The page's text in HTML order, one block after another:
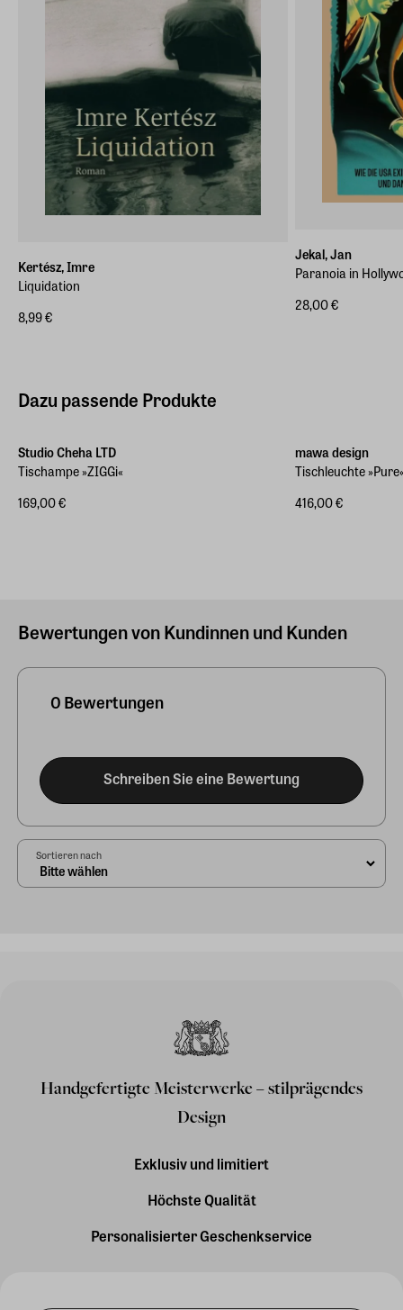
Kertész, Imre
Liquidation
8,99 €
Jekal, Jan
Paranoia in
28,00 €
Dazu passende Produkte
Studio Cheha LTD
Tischampe »ZIGGi«
169,00 €
mawa design
Tischleuchte
416,00 €
Bewertungen von Kundinnen und Kunden
0 Bewertungen
Schreiben Sie eine Bewertung
Sortieren nach
Handgefertigte Meisterwerke – stilprägendes
Design
Exklusiv und limitiert
Höchste Qualität
Personalisierter Geschenkservice